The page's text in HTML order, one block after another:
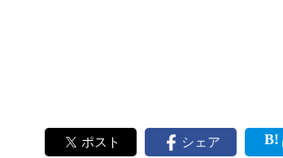
ポスト シェア